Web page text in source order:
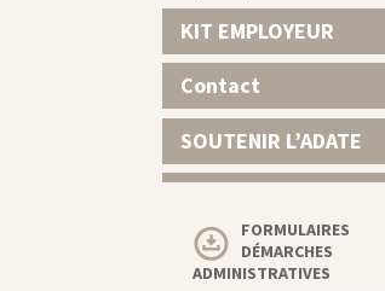
KIT EMPLOYEUR
Contact
SOUTENIR L’ADATE
FORMULAIRES
DÉMARCHES
ADMINISTRATIVES